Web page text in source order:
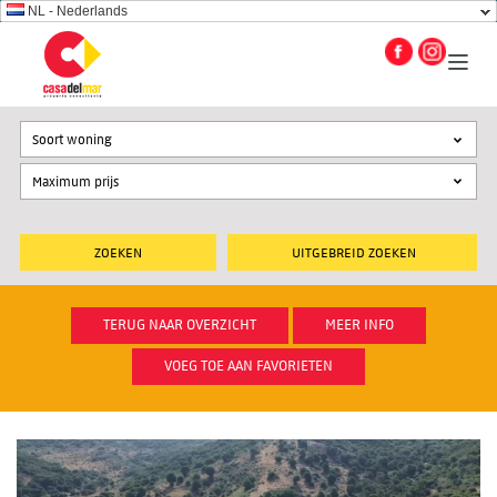
NL - Nederlands
UITGEBREID ZOEKEN
Soort woning
TERUG NAAR OVERZICHT MEER INFO
VOEG TOE AAN FAVORIETEN